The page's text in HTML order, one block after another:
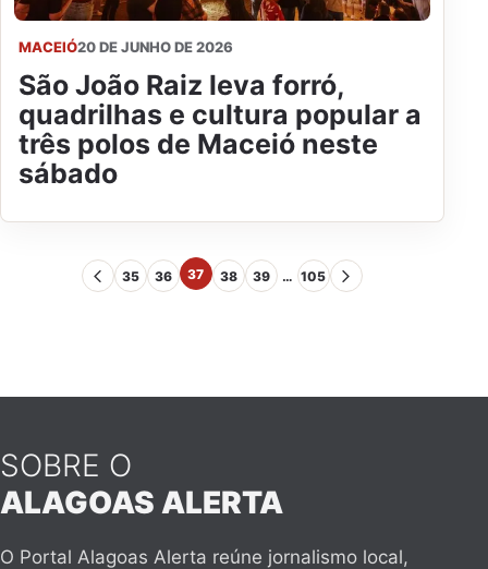
MACEIÓ20 DE JUNHO DE 2026
São João Raiz leva forró,
quadrilhas e cultura popular a
três polos de Maceió neste
sábado
35 36 37 38 39 … 105
SOBRE O
ALAGOAS ALERTA
O Portal Alagoas Alerta reúne jornalismo local,